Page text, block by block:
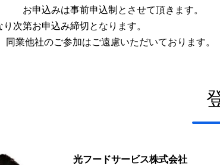
申込みは事前申込制とさせて頂きます。
次第お申込み締切となります。
ご参加はご遠慮いただいております。
光フードサービス株式会社